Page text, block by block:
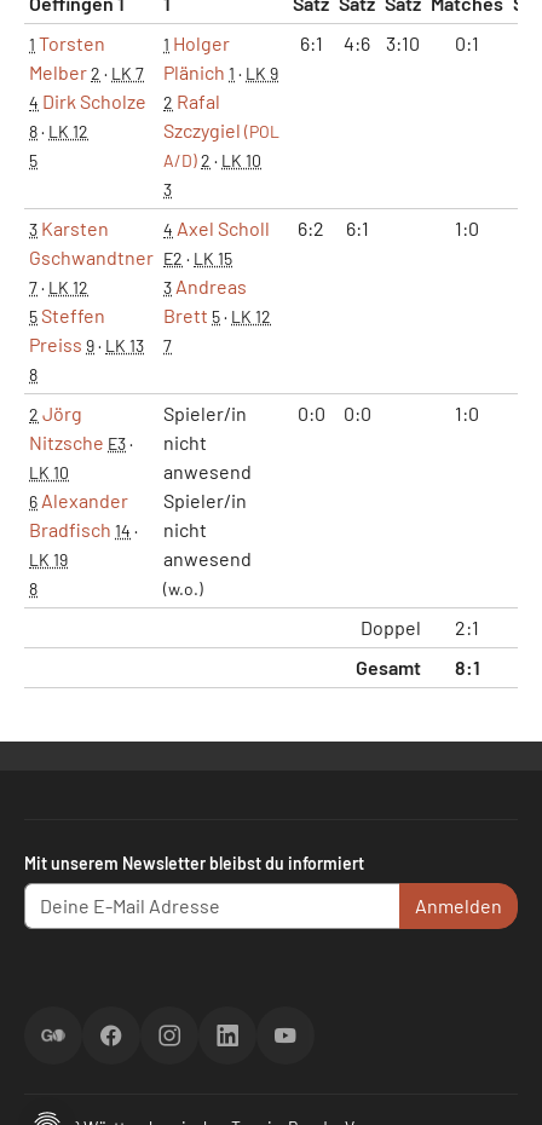
1 Torsten
Melber2 · LK 7
4 Dirk Scholze
8· LK 12
5
1 Holger
Plänich 1 · LK 9
2 Rafal
Szczygiel (POL
A/D)2 · LK 10
3
6:1 4:6 3:10 0:1
3 Karsten
Gschwandtner
7· LK 12
5Steffen
Preiss 9· LK 13
8
4 Axel Scholl
E2 · LK 15
3 Andreas
Brett 5· LK 12
7
6:2 6:1 1:0
2 Jörg
Nitzsche E3·
LK 10
6 Alexander
Bradfisch 14 ·
LK 19
8
Spieler/in
nicht
anwesend
Spieler/in
nicht
anwesend
(w.o.)
0:0 0:0 1:0
Doppel 2:1
Gesamt
8:1
Mit unserem Newsletter bleibst du informiert
Anmelden
ScoreGOFacebookInstagramLinkedInYouTube